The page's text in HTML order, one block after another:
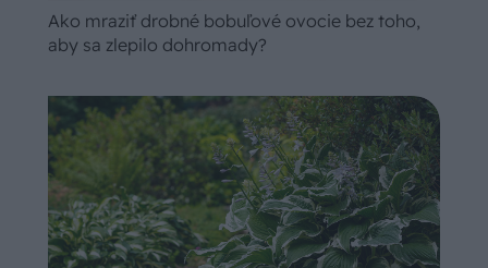
Ako mraziť drobné bobuľové ovocie bez toho,
aby sa zlepilo dohromady?